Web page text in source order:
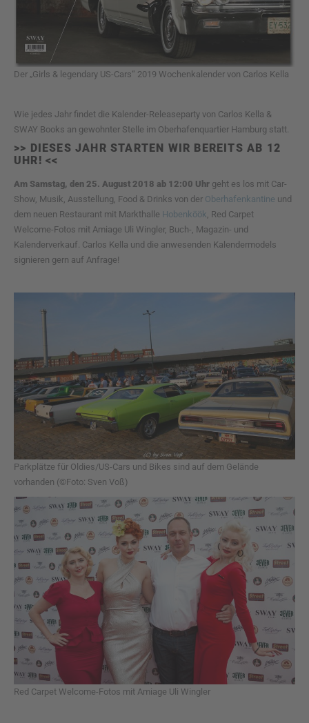
Der „Girls & legendary US-Cars“ 2019 Wochenkalender von Carlos Kella
Wie jedes Jahr findet die Kalender-Releaseparty von Carlos Kella &
SWAY Books an gewohnter Stelle im Oberhafenquartier Hamburg statt.
>> DIESES JAHR STARTEN WIR BEREITS AB 12
UHR! <<
Am Samstag, den 25. August 2018 ab 12:00 Uhr geht es los mit Car-
Show, Musik, Ausstellung, Food & Drinks von der Oberhafenkantine und
dem neuen Restaurant mit Markthalle Hobenköök , Red Carpet
Welcome-Fotos mit Amiage Uli Wingler, Buch-, Magazin- und
Kalenderverkauf. Carlos Kella und die anwesenden Kalendermodels
signieren gern auf Anfrage!
Parkplätze für Oldies/US-Cars und Bikes sind auf dem Gelände
vorhanden (©Foto: Sven Voß)
Red Carpet Welcome-Fotos mit Amiage Uli Wingler